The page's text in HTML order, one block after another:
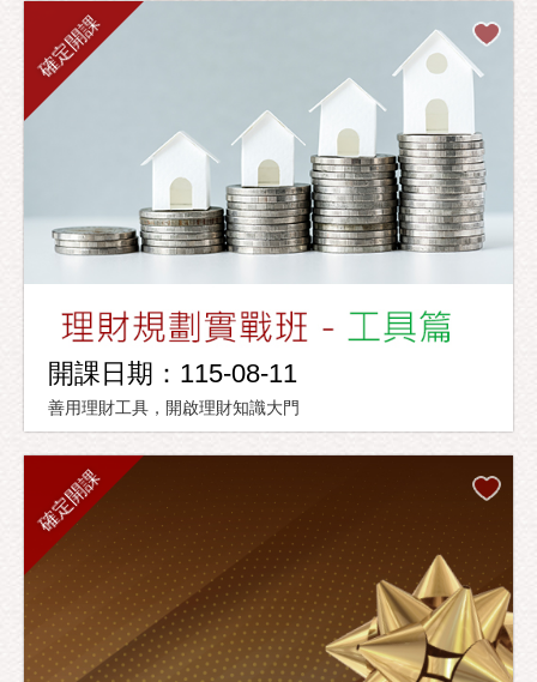
確定開課
開課日期：115-08-11
善用理財工具，開啟理財知識大門
確定開課